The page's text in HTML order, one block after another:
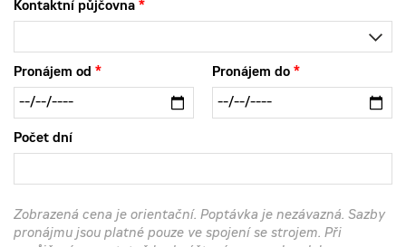
Kontaktní půjčovna
Pronájem od Pronájem do
Počet dní
Zobrazená cena je orientační. Poptávka je nezávazná. Sazby
pronájmu jsou platné pouze ve spojení se strojem. Při